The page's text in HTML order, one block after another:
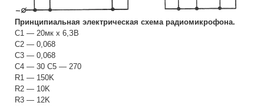
Принципиальная электрическая схема радиомикрофона.
С1 — 20мк х 6,ЗВ
С2 — 0,068
С3 — 0,068
С4 — 30 С5 — 270
R1 — 150K
R2 — 10K
R3 — 12K